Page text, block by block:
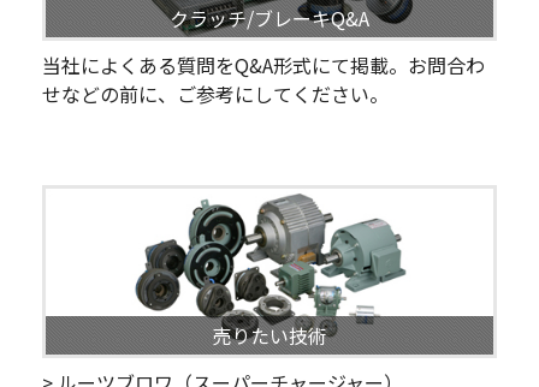
クラッチ/ブレーキQ&A
当社によくある質問をQ&A形式にて掲載。お問合わ
せなどの前に、ご参考にしてください。
売りたい技術